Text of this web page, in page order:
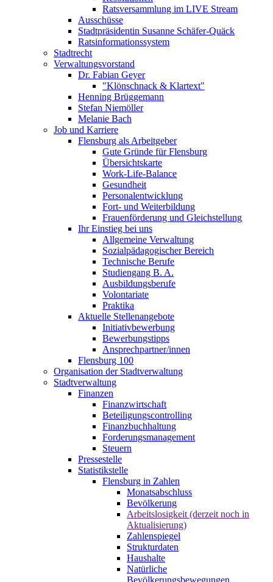
Ratsversammlung im LIVE Stream
Ausschüsse
Stadtpräsidentin Susanne Schäfer-Quäck
Ratsinformationssystem
Stadtrecht
Verwaltungsvorstand
Dr. Fabian Geyer
"Klönschnack & Klartext"
Henning Brüggemann
Stefan Niemöller
Melanie Bach
Job und Karriere
Flensburg als Arbeitgeber
Gute Gründe für Flensburg
Übersichtskarte
Work-Life-Balance
Gesundheit
Personalentwicklung
Fort- und Weiterbildung
Frauenförderung und Gleichstellung
Ihr Einstieg bei uns
Allgemeine Verwaltung
Sozialpädagogischer Bereich
Technische Berufe
Studiengang B. A.
Ausbildungsberufe
Volontariate
Praktika
Aktuelle Stellenangebote
Initiativbewerbung
Bewerbungstipps
Ansprechpartner/innen
Flensburg 100
Organisation der Stadtverwaltung
Stadtverwaltung
Finanzen
Finanzwirtschaft
Beteiligungscontrolling
Finanzbuchhaltung
Forderungsmanagement
Steuern
Pressestelle
Statistikstelle
Flensburg in Zahlen
Monatsabschluss
Bevölkerung
Arbeitslosigkeit (derzeit noch in
Aktualisierung)
Zahlenspiegel
Strukturdaten
Haushalte
Natürliche
Bevölkerungsbewegungen